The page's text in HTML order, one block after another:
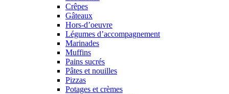
Crêpes
Gâteaux
Hors-d’oeuvre
Légumes d’accompagnement
Marinades
Muffins
Pains sucrés
Pâtes et nouilles
Pizzas
Potages et crèmes